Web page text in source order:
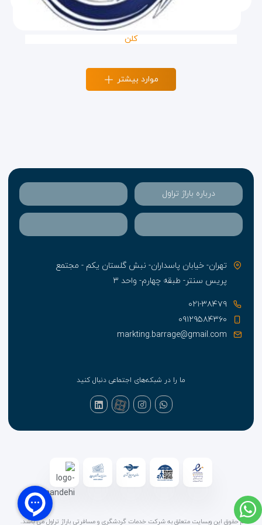
کلن
موارد بیشتر
درباره باراژ تراول
تهران- خیابان پاسداران- نبش گلستان یکم - مجتمع
پریس سنتر- طبقه چهارم- واحد ۳
۰۲۱-۳۸۴۷۹
۰۹۱۲۹۵۸۴۳۶۰
markting.barrage@gmail.com
ما را در شبکه‌های اجتماعی دنبال کنید
تمام حقوق این وبسایت متعلق به شرکت خدمات گردشگری و مسافرتی باراژ تراول می باشد.